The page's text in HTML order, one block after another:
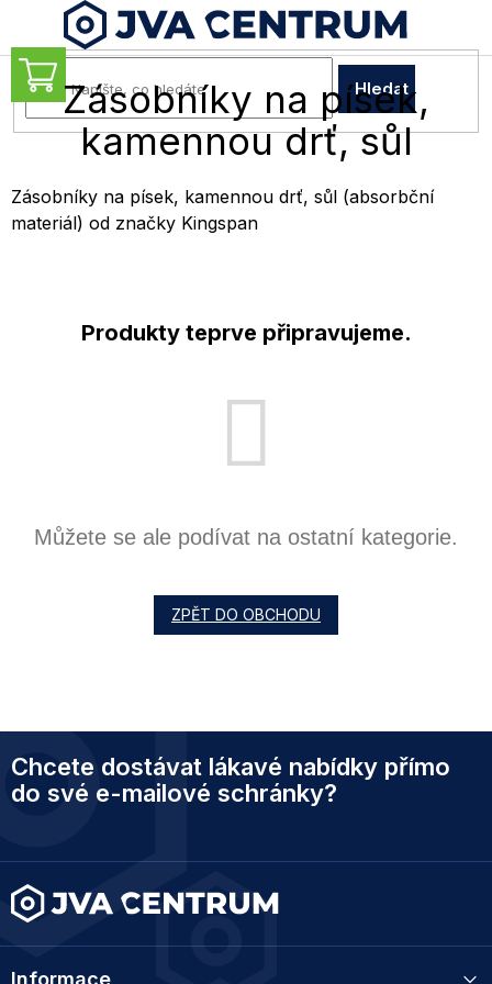
obsah
Hledat
NÁKUPNÍ
KOŠÍKZásobníky na písek,
kamennou drť, sůl
Zásobníky na písek, kamennou drť, sůl (absorbční
materiál) od značky Kingspan
Produkty teprve připravujeme.
Můžete se ale podívat na ostatní kategorie.
ZPĚT DO OBCHODU
p
í
Chcete dostávat lákavé nabídky přímo
do své e-mailové schránky?
Informace